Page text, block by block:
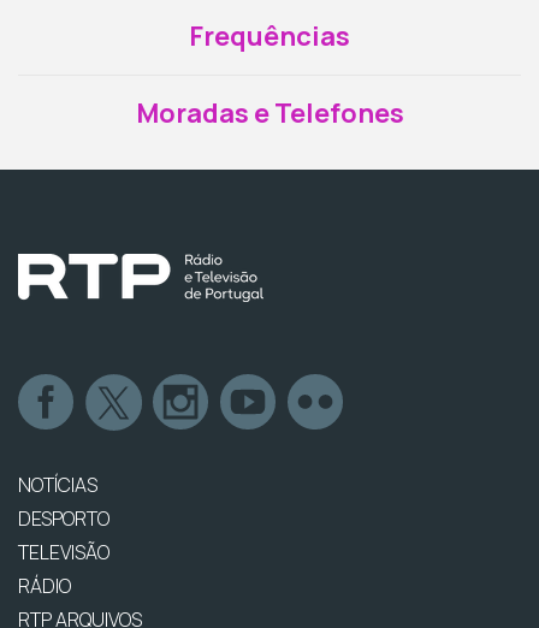
Frequências
Moradas e Telefones
NOTÍCIAS
DESPORTO
TELEVISÃO
RÁDIO
RTP ARQUIVOS